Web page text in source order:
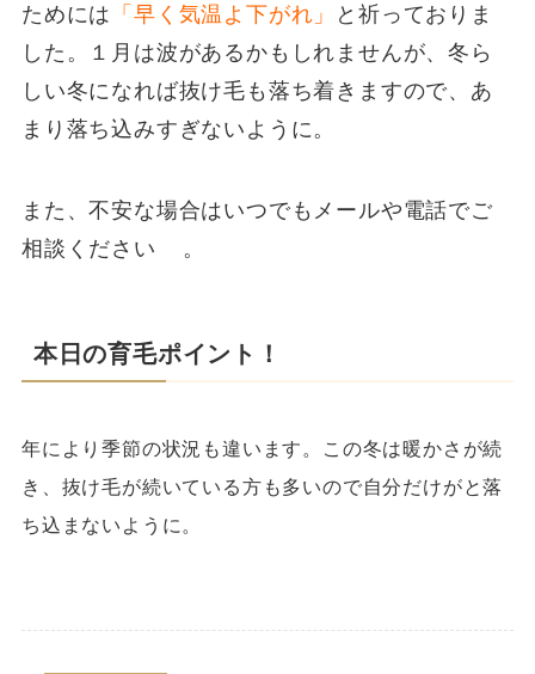
ためには 「早く気温よ下がれ」
と祈っておりま
した。１月は波があるかもしれませんが、冬ら
しい冬になれば抜け毛も落ち着きますので、あ
まり落ち込みすぎないように。
また、不安な場合はいつでもメールや電話でご
相談ください
。
本日の育毛ポイント！
年により季節の状況も違います。この冬は暖かさが続
き、抜け毛が続いている方も多いので自分だけがと落
ち込まないように。